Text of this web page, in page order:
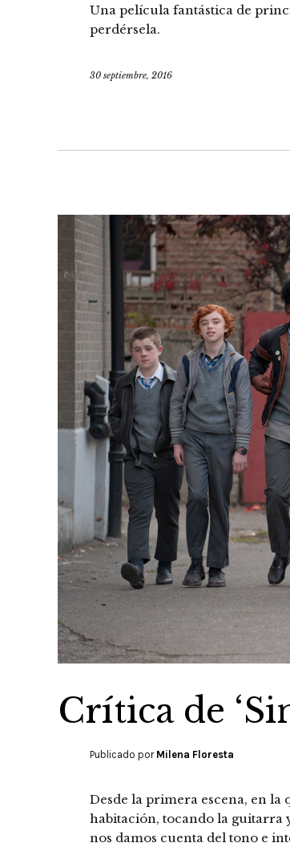
Una película fantástica de
perdérsela.
30 septiembre, 2016
Crítica de
Publicado por Milena Floresta
Desde la primera escena, en la
habitación, tocando la guitarra
nos damos cuenta del tono e